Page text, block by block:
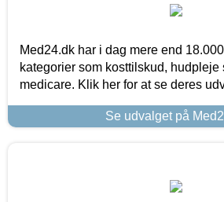
Med24.dk har i dag mere end
kategorier som kosttilskud, hudpleje
medicare. Klik her for at se deres
Se udvalget på